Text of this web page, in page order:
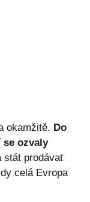
okamžitě. Do
ozvaly
prodávat
celá Evropa